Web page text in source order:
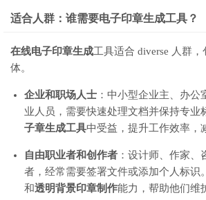
适合人群：谁需要电子印章生成工具？
在线电子印章生成工具适合 diverse 人群
体。
企业和职场人士 ：中小型企业主、办
业人员，需要快速处理文档并保持专业
子章生成工具中受益，提升工作效率，
自由职业者和创作者 ：设计师、作家
者，经常需要签署文件或添加个人标识
和透明背景印章制作能力，帮助他们维